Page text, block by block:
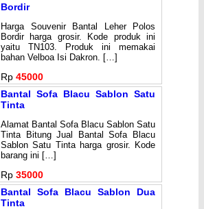
Bordir
Harga Souvenir Bantal Leher Polos
Bordir harga grosir. Kode produk ini
yaitu TN103. Produk ini memakai
bahan Velboa Isi Dakron. […]
Rp 45000
Bantal Sofa Blacu Sablon Satu
Tinta
Alamat Bantal Sofa Blacu Sablon Satu
Tinta Bitung Jual Bantal Sofa Blacu
Sablon Satu Tinta harga grosir. Kode
barang ini […]
Rp 35000
Bantal Sofa Blacu Sablon Dua
Tinta